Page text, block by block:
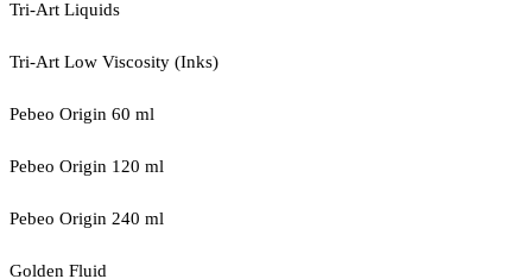
Tri-Art Liquids
Tri-Art Low Viscosity (Inks)
Pebeo Origin 60 ml
Pebeo Origin 120 ml
Pebeo Origin 240 ml
Golden Fluid